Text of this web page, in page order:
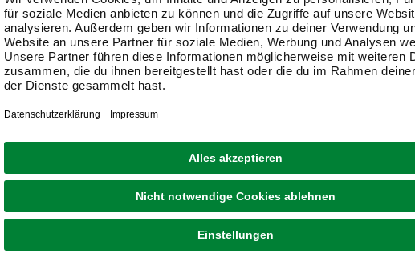
Kleinhebeanlage »Watersan +«, max.